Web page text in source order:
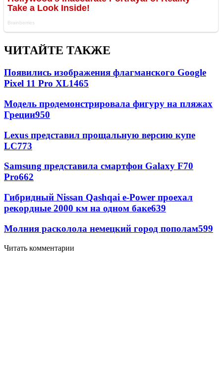
ЧИТАЙТЕ ТАКЖЕ
Появились изображения флагманского Google
Pixel 11 Pro XL1465
Модель продемонстрировала фигуру на пляжах
Греции950
Lexus представил прощальную версию купе
LC773
Samsung представила смартфон Galaxy F70
Pro662
Гибридный Nissan Qashqai e-Power проехал
рекордные 2000 км на одном баке639
Молния расколола немецкий город пополам599
Читать комментарии